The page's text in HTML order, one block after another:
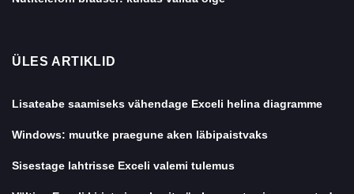
ÜLES ARTIKLID
Lisateabe saamiseks vähendage Exceli helina diagramme
Windows: muutke praegune aken läbipaistvaks
Sisestage lahtrisse Exceli valemi tulemus